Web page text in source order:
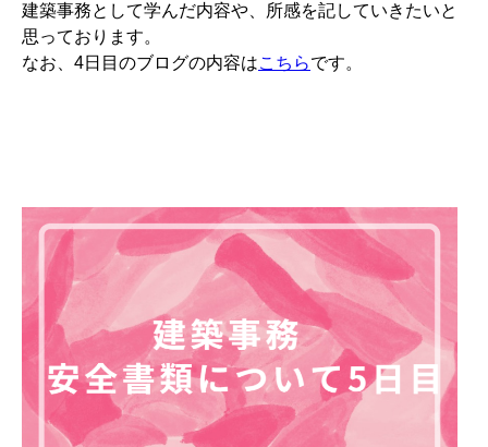
建築事務として学んだ内容や、所感を記していきたいと
思っております。
なお、4日目のブログの内容はこちらです。